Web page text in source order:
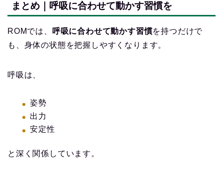
まとめ｜呼吸に合わせて動かす習慣を
ROMでは、 呼吸に合わせて動かす習慣を持つだけで
も、身体の状態を把握しやすくなります。
呼吸は、
姿勢
出力
安定性
と深く関係しています。